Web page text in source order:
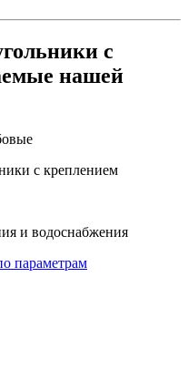
с
нашей
с креплением
и водоснабжения
параметрам